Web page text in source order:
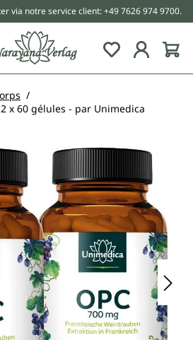
via notre service client: +49 7626 974 9700.
x 60 gélules - par Unimedica